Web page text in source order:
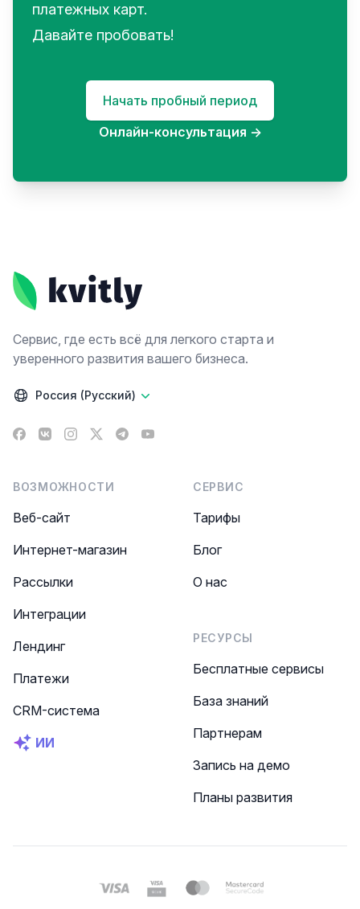
платежных карт.
Давайте пробовать!
Начать пробный период
Онлайн-консультация →
Сервис, где есть всё для легкого старта и
уверенного развития вашего бизнеса.
Россия (Русский)
Facebook
VK Instagram
X TelegramYouTube
ВОЗМОЖНОСТИ
Веб-сайт
Интернет-магазин
Рассылки
Интеграции
Лендинг
Платежи
CRM-система
ИИ
СЕРВИС
Тарифы
Блог
О нас
РЕСУРСЫ
Бесплатные сервисы
База знаний
Партнерам
Запись на демо
Планы развития